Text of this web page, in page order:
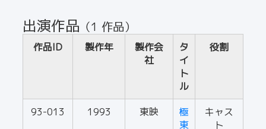
出演作品 （1 作品）
作品ID 製作年
製作会
社
タ
イ
ト
ル
役割
93-013 1993 東映
極
東
キャス
ト